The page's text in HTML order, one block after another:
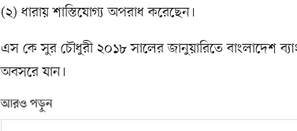
(২) ধারায় শাস্তিযোগ্য অপরাধ করেছেন।
এস কে সুর চৌধুরী ২০১৮ সালের জানুয়ারিতে বাংলাদেশ
অবসরে যান।
আরও পড়ুন